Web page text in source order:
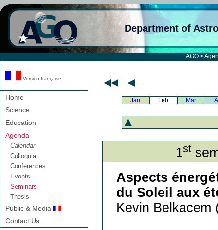
Department of
AGO >
Version française
Home
Science
Education
Agenda
Calendar
Colloquia
Conferences
Events
Seminars
Thesis
Public & Media
Contact Us
Jan Feb Mar
1st
Aspects
du Soleil aux
Kevin Belkacem